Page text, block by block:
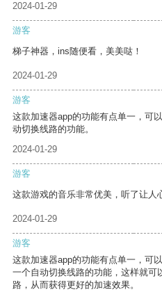
2024-01-29
游客
梯子神器，ins随便看，美美哒！
2024-01-29
游客
这款加速器app的功能有点单一，可
动切换线路的功能。
2024-01-29
游客
这款游戏的音乐非常优美，听了让人
2024-01-29
游客
这款加速器app的功能有点单一，可
一个自动切换线路的功能，这样就可
路，从而获得更好的加速效果。